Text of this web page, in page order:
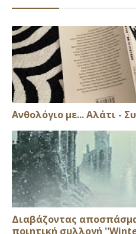
Ανθολόγιο με... Αλάτι -
Διαβάζοντας
ποιητική συλλογή